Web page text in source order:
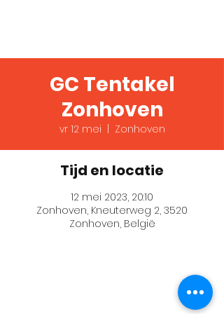
GC Tentakel
Zonhoven
vr 12 mei Zonhoven
Tijd en locatie
12 mei 2023, 20:10
Zonhoven, Kneuterweg 2, 3520
Zonhoven, België
© 2023 House of Comedy